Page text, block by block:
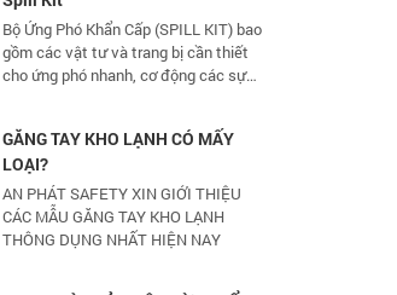
cho ứng phó nhanh, cơ động các sự
cố tràn đổ dầu và hoá chất mức vừa
và nhỏ
GĂNG TAY KHO LẠNH CÓ MẤY
AN PHÁT SAFETY XIN GIỚI THIỆU
CÁC MẪU GĂNG TAY KHO LẠNH
THÔNG DỤNG NHẤT HIỆN NAY
CHỌN GIÀY BẢO HỘ - ĐỪNG ĐỂ